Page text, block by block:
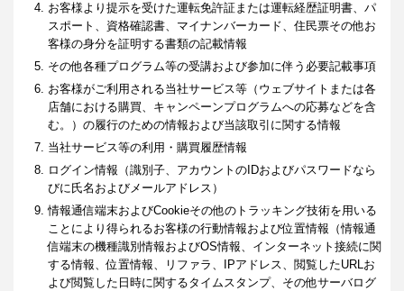
お客様より提示を受けた運転免許証または運転経歴証明書、パ
スポート、資格確認書、マイナンバーカード、住民票その他お
客様の身分を証明する書類の記載情報
その他各種プログラム等の受講および参加に伴う必要記載事項
お客様がご利用される当社サービス等（ウェブサイトまたは各
店舗における購買、キャンペーンプログラムへの応募などを含
む。）の履行のための情報および当該取引に関する情報
当社サービス等の利用・購買履歴情報
ログイン情報（識別子、アカウントのIDおよびパスワードなら
びに氏名およびメールアドレス）
情報通信端末およびCookieその他のトラッキング技術を用いる
ことにより得られるお客様の行動情報および位置情報（情報通
信端末の機種識別情報およびOS情報、インターネット接続に関
する情報、位置情報、リファラ、IPアドレス、閲覧したURLお
よび閲覧した日時に関するタイムスタンプ、その他サーバログ